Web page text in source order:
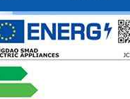
质检报告咨询
美国FDA注册咨